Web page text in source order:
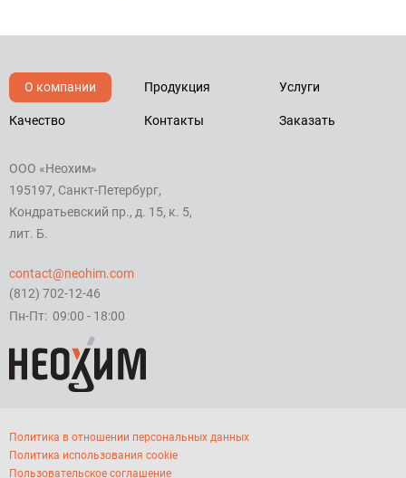
О компании Продукция Услуги
Качество Контакты Заказать
ООО «Неохим»
195197, Санкт-Петербург,
Кондратьевский пр., д. 15, к. 5,
лит. Б.
contact@neohim.com
(812) 702-12-46
Пн-Пт: 09:00 - 18:00
Политика в отношении персональных данных
Политика использования cookie
Пользовательское соглашение